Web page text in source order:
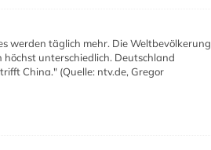
werden täglich mehr. Die Weltbevölkerung
unterschiedlich. Deutschland
China." (Quelle: ntv.de, Gregor